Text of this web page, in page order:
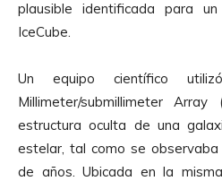
plausible identificada para
IceCube.
Un equipo científico
Millimeter/submillimeter
estructura oculta de una
estelar, tal como se
de años. Ubicada en la